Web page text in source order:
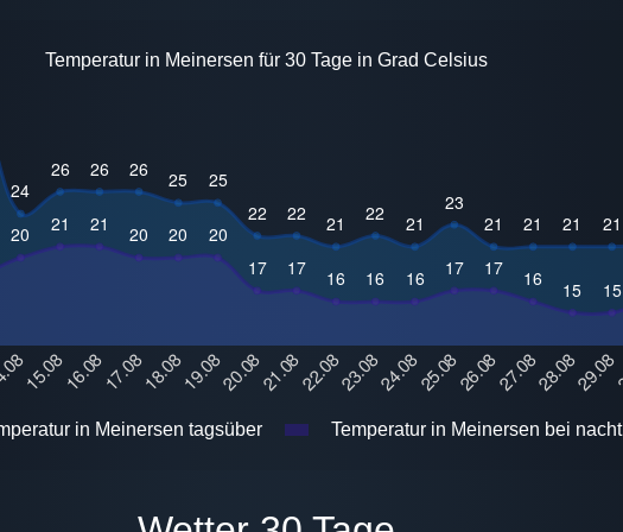
Temperatur in Meinersen für 30 Tage in Grad Celsius
in Meinersen tagsüber Temperatur in Meinersen bei nacht